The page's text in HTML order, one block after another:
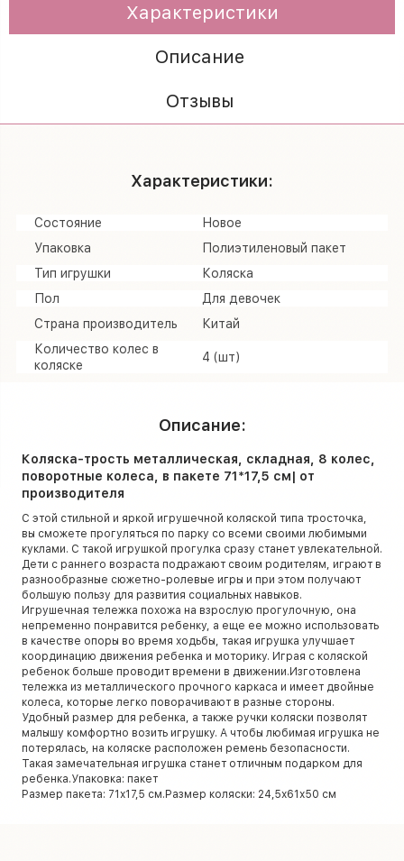
Характеристики
Описание
Отзывы
Характеристики:
Состояние
Новое
Упаковка
Полиэтиленовый пакет
Тип игрушки
Коляска
Пол
Для девочек
Страна производитель
Китай
Количество колес в
коляске
4 (шт)
Описание:
Коляска-трость металлическая, складная, 8 колес,
поворотные колеса, в пакете 71*17,5 см| от
производителя
С этой стильной и яркой игрушечной коляской типа тросточка,
вы сможете прогуляться по парку со всеми своими любимыми
куклами. С такой игрушкой прогулка сразу станет увлекательной.
Дети с раннего возраста подражают своим родителям, играют в
разнообразные сюжетно-ролевые игры и при этом получают
большую пользу для развития социальных навыков.
Игрушечная тележка похожа на взрослую прогулочную, она
непременно понравится ребенку, а еще ее можно использовать
в качестве опоры во время ходьбы, такая игрушка улучшает
координацию движения ребенка и моторику. Играя с коляской
ребенок больше проводит времени в движении.Изготовлена ​​
тележка из металлического прочного каркаса и имеет двойные
колеса, которые легко поворачивают в разные стороны.
Удобный размер для ребенка, а также ручки коляски позволят
малышу комфортно возить игрушку. А чтобы любимая игрушка не
потерялась, на коляске расположен ремень безопасности.
Такая замечательная игрушка станет отличным подарком для
ребенка.Упаковка: пакет
Размер пакета: 71х17,5 см.Размер коляски: 24,5х61х50 см